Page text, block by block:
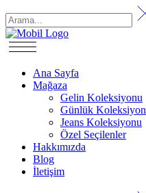
Ana Sayfa
Mağaza
Gelin Koleksiyonu
Günlük Koleksiyon
Jeans Koleksiyonu
Özel Seçilenler
Hakkımızda
Blog
İletişim